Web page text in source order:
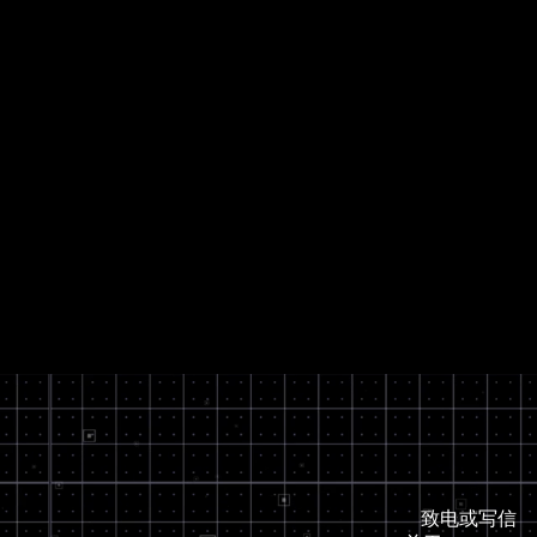
致电或写信